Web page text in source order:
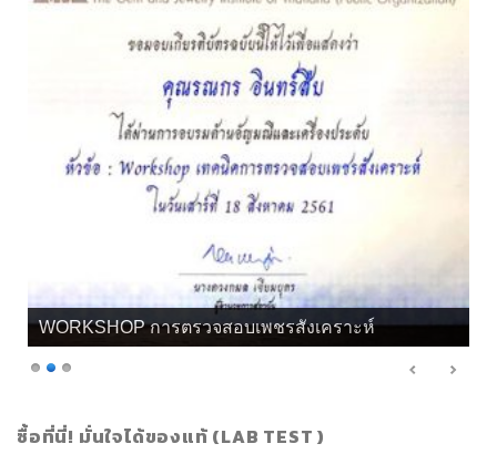
เกียรติบัตร จิวลี่ และอัญมณี คุณทิพย์
ซื้อที่นี่! มั่นใจได้ของแท้ (LAB TEST )